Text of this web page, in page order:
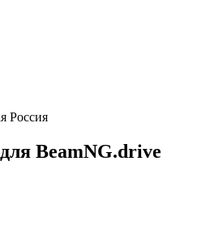
Россия
BeamNG.drive